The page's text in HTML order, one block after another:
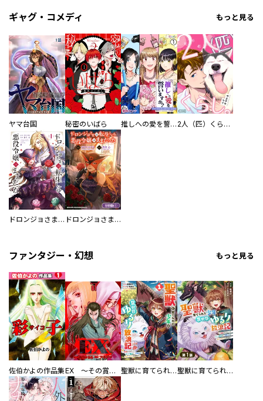
ギャグ・コメディ もっと見る
ヤマ台国 秘密のいばら 推しへの愛を誓いますか？～アラサー女子、推しは逃げぬが人生逃げる～ 2人（匹）くらし。
ドロンジョさまは転生しても悪役令嬢のままだった ドロンジョさまは転生しても悪役令嬢のままだった【分冊版】
ファンタジー・幻想 もっと見る
佐伯かよの作品集 EX ～その賞金稼ぎは、世界の出口を探す～【単行本版】 聖獣に育てられた少年の異世界ゆるり放浪記～神様からもらったチート魔法で、仲間たちとスローライフを満喫中～ 聖獣に育てられた少年の異世界ゆるり放浪記～神様からもらったチート魔法で、仲間たちとスローライフを満喫中～【分冊版】